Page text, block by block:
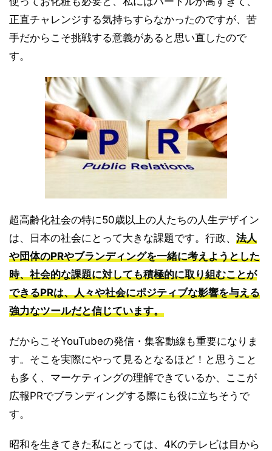
正直チャレンジする気持ちすらなかったのですが、苦
手だからこそ挑戦する意義があると思い直したので
す。
超高齢化社会の特に50歳以上の人たちの人生デザイン
は、日本の社会にとって大きな課題です。行政、 法人
や団体のPRやブランディングを一緒に考えようとした
時、社会的な課題に対しても積極的に取り組むことが
できるPRは、人々や社会にポジティブな影響を与える
強力なツールだと信じています。
だからこそYouTubeの発信・集客動線も重要になりま
す。そこを実際にやって見るとなるほど！と思うこと
も多く、マーケティングの理解できているか、ここが
広報PRでブランディングする際にも役に立ちそうで
す。
昭和を生きてきた私にとっては、4Kのテレビは目から